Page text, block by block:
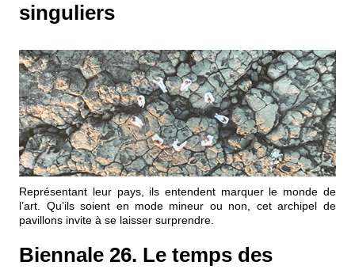
singuliers
Représentant leur pays, ils entendent marquer le monde de
l’art. Qu’ils soient en mode mineur ou non, cet archipel de
pavillons invite à se laisser surprendre.
Biennale 26. Le temps des